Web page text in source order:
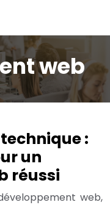
web
:
un
réussi
web,